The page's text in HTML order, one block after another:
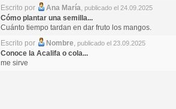
Escrito por
Ana María, publicado el 24.09.2025
Cómo plantar una semilla...
Cuánto tiempo tardan en dar fruto los mangos.
Escrito por
Nombre, publicado el 23.09.2025
Conoce la Acalifa o cola...
me sirve